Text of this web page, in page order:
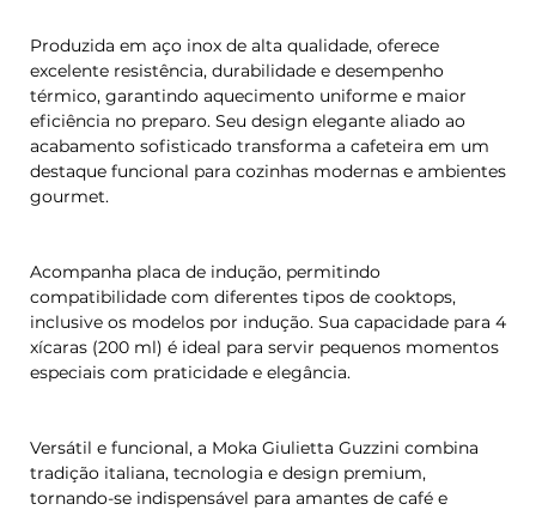
Produzida em aço inox de alta qualidade, oferece
excelente resistência, durabilidade e desempenho
térmico, garantindo aquecimento uniforme e maior
eficiência no preparo. Seu design elegante aliado ao
acabamento sofisticado transforma a cafeteira em um
destaque funcional para cozinhas modernas e ambientes
gourmet.
Acompanha placa de indução, permitindo
compatibilidade com diferentes tipos de cooktops,
inclusive os modelos por indução. Sua capacidade para 4
xícaras (200 ml) é ideal para servir pequenos momentos
especiais com praticidade e elegância.
Versátil e funcional, a Moka Giulietta Guzzini combina
tradição italiana, tecnologia e design premium,
tornando-se indispensável para amantes de café e